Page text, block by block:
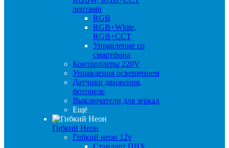
лентами
RGB
RGB+White,
RGB+CCT
Управление со
смартфона
Контроллеры 220V
Управления освещением
Датчики движения,
фотореле
Выключатели для зеркал
Ещё
Гибкий Неон
Гибкий неон 12v
Стандарт ПВХ